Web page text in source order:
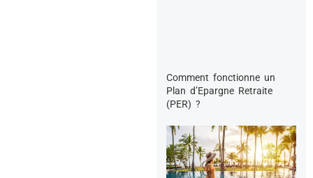
Comment fonctionne un
Plan d’Epargne Retraite
(PER) ?